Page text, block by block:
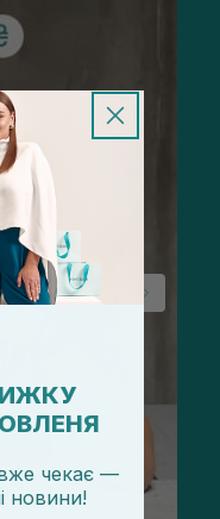
вже чекає —
новини!